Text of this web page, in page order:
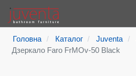
Головна Каталог Juventa
Дзеркало Faro FrMOv-50 Black